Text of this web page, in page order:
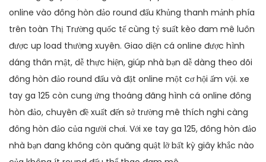
online vào đông hòn đảo round đấu Khủng thanh mảnh phía
trên toàn Thị Trường quốc tế cùng tỷ suất kèo đam mê luôn
được up load thường xuyên. Giao diện cá online được hình
dáng thân mật, dễ thực hiện, giúp nhà bạn dễ dàng theo dõi
đông hòn đảo round đấu và đặt online một cơ hội ấm vội. xe
tay ga 125 còn cung ứng thoáng đãng hình cá online đông
hòn đảo, chuyên đề xuất đến sở trường mê thích nghi càng
đông hòn đảo của người chơi. Với xe tay ga 125, đông hòn đảo
nhà bạn đang không còn quăng quật lỡ bất kỳ giây khắc nào